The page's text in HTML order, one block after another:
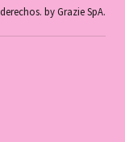
by Grazie SpA.